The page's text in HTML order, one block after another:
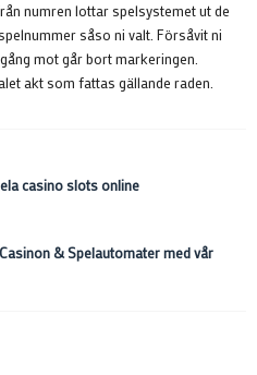
numren lottar spelsystemet ut de
såso ni valt. Försåvit ni
mot går bort markeringen.
akt som fattas gällande raden.
casino slots online
& Spelautomater med vår